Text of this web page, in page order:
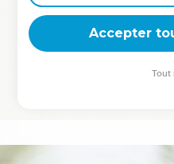
deviennent vos tremplins.
équipe, un groupe ou une
Accepter
Tout